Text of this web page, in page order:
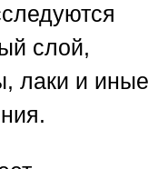
слой,
лаки и иные